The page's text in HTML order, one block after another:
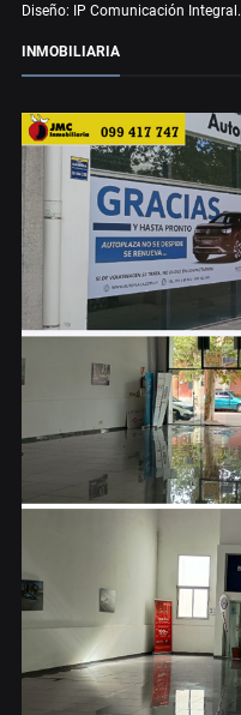
Diseño: IP Comunicación Integral.
INMOBILIARIA